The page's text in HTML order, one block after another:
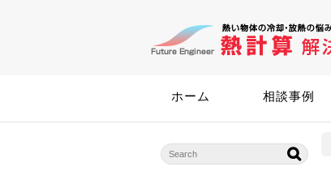
ホーム 相談事例